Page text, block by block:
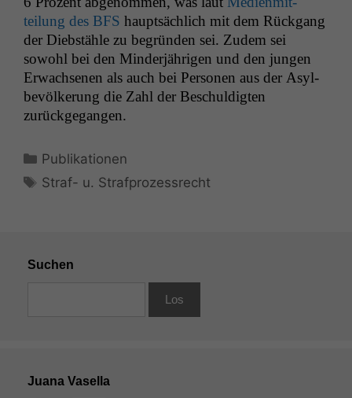
teilung des BFS haupt­säch­lich mit dem Rück­gang
der Dieb­stäh­le zu begrün­den sei. Zudem sei
sowohl bei den Min­der­jähri­gen und den jun­gen
Erwach­se­nen als auch bei Per­so­n­en aus der Asyl­
bevölkerung die Zahl der Beschuldigten
zurückgegangen.
Kategorien
Publikationen
Schlagwörter
Straf- u. Strafprozessrecht
Suchen
Juana Vasella